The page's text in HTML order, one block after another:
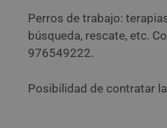
Perros de trabajo:
búsqueda, rescate, etc.
976549222.
Posibilidad de contratar